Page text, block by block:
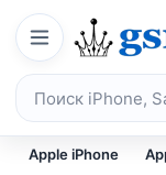
Перейти к
Поиск по
Apple iPhone